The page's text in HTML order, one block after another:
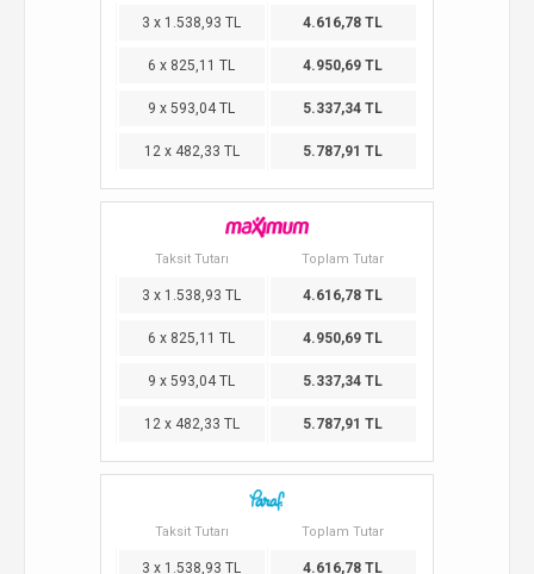
3 x 1.538,93 TL 4.616,78 TL
6 x 825,11 TL 4.950,69 TL
9 x 593,04 TL 5.337,34 TL
12 x 482,33 TL 5.787,91 TL
Taksit Tutarı Toplam Tutar
3 x 1.538,93 TL 4.616,78 TL
6 x 825,11 TL 4.950,69 TL
9 x 593,04 TL 5.337,34 TL
12 x 482,33 TL 5.787,91 TL
Taksit Tutarı Toplam Tutar
3 x 1.538,93 TL 4.616,78 TL